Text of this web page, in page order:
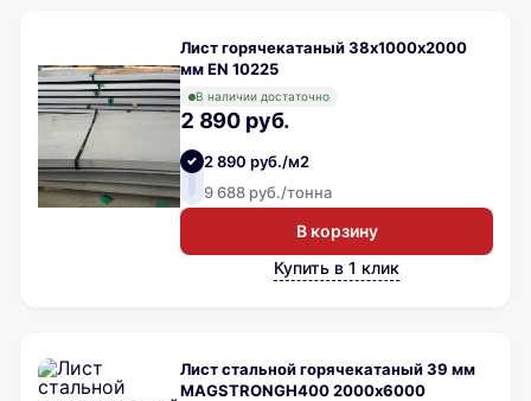
Лист горячекатаный 38х1000х2000
мм EN 10225
В наличии достаточно
2 890 руб.
2 890 руб./м2
9 688 руб./тонна
В корзину
Купить в 1 клик
Лист стальной горячекатаный 39 мм
MAGSTRONGH400 2000х6000